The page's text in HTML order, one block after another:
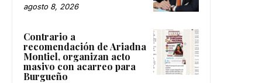
agosto 8, 2026
Contrario a
recomendación de Ariadna
Montiel, organizan acto
masivo con acarreo para
Burgueño